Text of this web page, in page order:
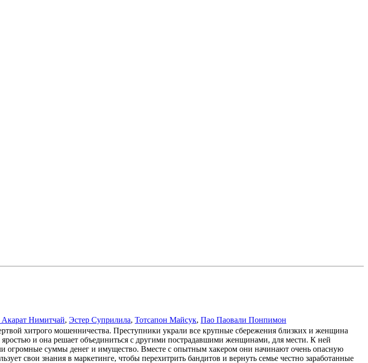
Нимитчай, Эстер Суприлила, Тотсапон Майсук, Пао Паовали Понпимон
хитрого мошенничества. Преступники украли все крупные сбережения близких и женщина
и она решает объединиться с другими пострадавшими женщинами, для мести. К ней
огромные суммы денег и имущество. Вместе с опытным хакером они начинают очень опасную
свои знания в маркетинге, чтобы перехитрить бандитов и вернуть семье честно заработанные